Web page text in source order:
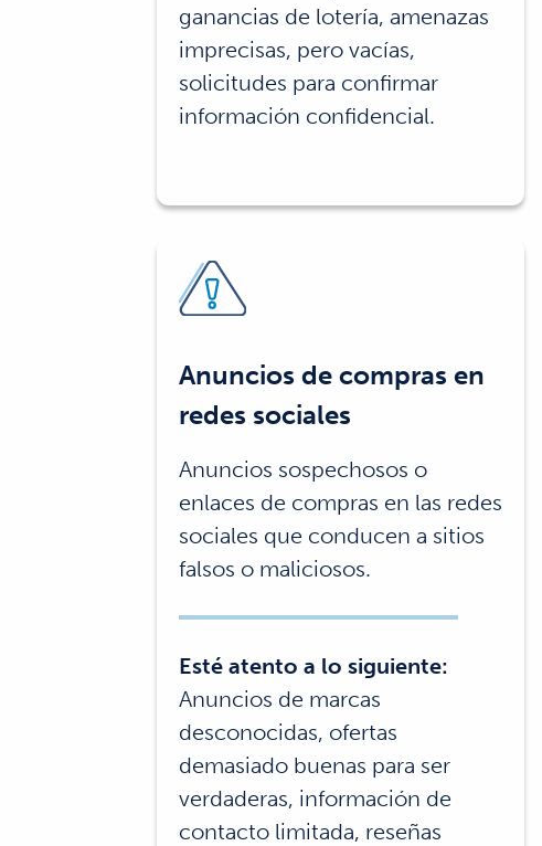
ganancias de lotería, amenazas
imprecisas, pero vacías,
solicitudes para confirmar
información confidencial.
Anuncios de compras en
redes sociales
Anuncios sospechosos o
enlaces de compras en las redes
sociales que conducen a sitios
falsos o maliciosos.
Esté atento a lo siguiente:
Anuncios de marcas
desconocidas, ofertas
demasiado buenas para ser
verdaderas, información de
contacto limitada, reseñas